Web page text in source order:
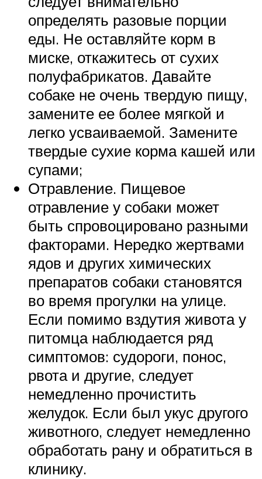
определять разовые порции
еды. Не оставляйте корм в
миске, откажитесь от сухих
полуфабрикатов. Давайте
собаке не очень твердую пищу,
замените ее более мягкой и
легко усваиваемой. Замените
твердые сухие корма кашей или
супами;
Отравление. Пищевое
отравление у собаки может
быть спровоцировано разными
факторами. Нередко жертвами
ядов и других химических
препаратов собаки становятся
во время прогулки на улице.
Если помимо вздутия живота у
питомца наблюдается ряд
симптомов: судороги, понос,
рвота и другие, следует
немедленно прочистить
желудок. Если был укус другого
животного, следует немедленно
обработать рану и обратиться в
клинику.